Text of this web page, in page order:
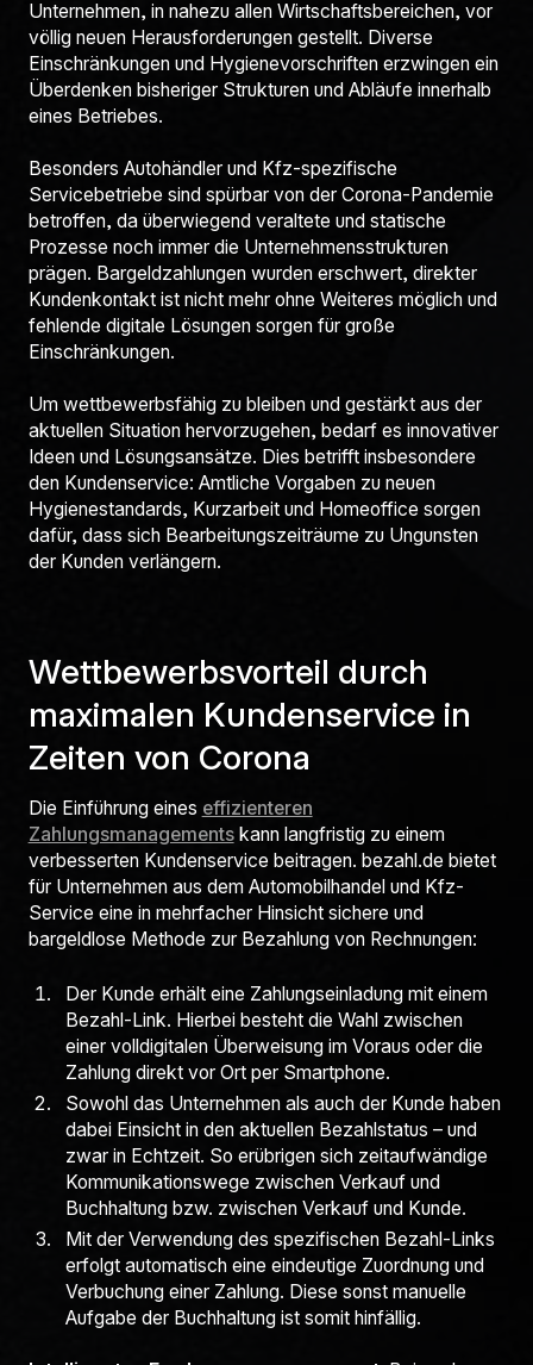
Unternehmen, in nahezu allen Wirtschaftsbereichen, vor
völlig neuen Herausforderungen gestellt. Diverse
Einschränkungen und Hygienevorschriften erzwingen ein
Überdenken bisheriger Strukturen und Abläufe innerhalb
eines Betriebes.
Besonders Autohändler und Kfz-spezifische
Servicebetriebe sind spürbar von der Corona-Pandemie
betroffen, da überwiegend veraltete und statische
Prozesse noch immer die Unternehmensstrukturen
prägen. Bargeldzahlungen wurden erschwert, direkter
Kundenkontakt ist nicht mehr ohne Weiteres möglich und
fehlende digitale Lösungen sorgen für große
Einschränkungen.
Um wettbewerbsfähig zu bleiben und gestärkt aus der
aktuellen Situation hervorzugehen, bedarf es innovativer
Ideen und Lösungsansätze. Dies betrifft insbesondere
den Kundenservice: Amtliche Vorgaben zu neuen
Hygienestandards, Kurzarbeit und Homeoffice sorgen
dafür, dass sich Bearbeitungszeiträume zu Ungunsten
der Kunden verlängern.
Wettbewerbsvorteil durch
maximalen Kundenservice in
Zeiten von Corona
Die Einführung eines effizienteren
Zahlungsmanagementskann langfristig zu einem
verbesserten Kundenservice beitragen. bezahl.de bietet
für Unternehmen aus dem Automobilhandel und Kfz-
Service eine in mehrfacher Hinsicht sichere und
bargeldlose Methode zur Bezahlung von Rechnungen:
Der Kunde erhält eine Zahlungseinladung mit einem
Bezahl-Link. Hierbei besteht die Wahl zwischen
einer volldigitalen Überweisung im Voraus oder die
Zahlung direkt vor Ort per Smartphone.
Sowohl das Unternehmen als auch der Kunde haben
dabei Einsicht in den aktuellen Bezahlstatus – und
zwar in Echtzeit. So erübrigen sich zeitaufwändige
Kommunikationswege zwischen Verkauf und
Buchhaltung bzw. zwischen Verkauf und Kunde.
Mit der Verwendung des spezifischen Bezahl-Links
erfolgt automatisch eine eindeutige Zuordnung und
Verbuchung einer Zahlung. Diese sonst manuelle
Aufgabe der Buchhaltung ist somit hinfällig.